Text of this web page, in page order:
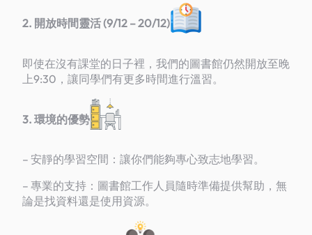
2. 開放時間靈活 (9/12 – 20/12)
即使在沒有課堂的日子裡，我們的圖書館仍然開放至晚
上9:30，讓同學們有更多時間進行溫習。
3. 環境的優勢
– 安靜的學習空間：讓你們能夠專心致志地學習。
– 專業的支持：圖書館工作人員隨時準備提供幫助，無
論是找資料還是使用資源。